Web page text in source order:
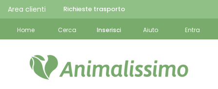
Area clienti Richieste trasporto
Home Cerca Inserisci Aiuto Entra